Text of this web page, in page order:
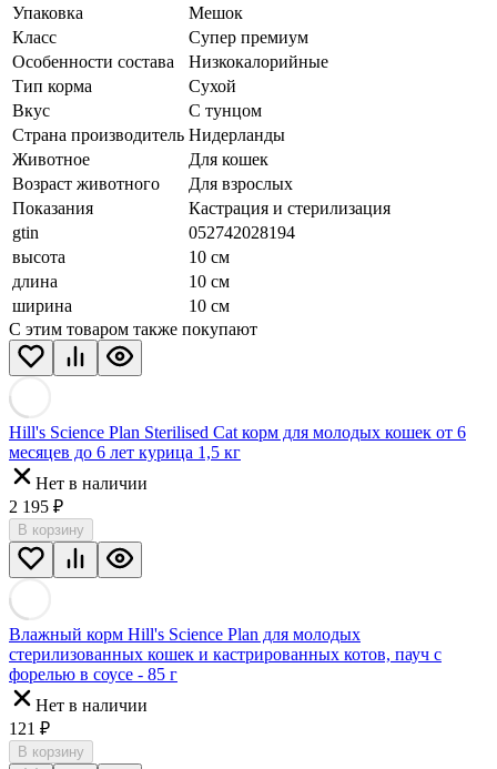
Упаковка
Мешок
Класс
Супер премиум
Особенности состава
Низкокалорийные
Тип корма
Сухой
Вкус
С тунцом
Страна производитель Нидерланды
Животное
Для кошек
Возраст животного
Для взрослых
Показания
Кастрация и стерилизация
gtin
052742028194
высота
10 см
длина
10 см
ширина
10 см
С этим товаром также покупают
Hill's Science Plan Sterilised Cat корм для молодых кошек от 6
месяцев до 6 лет курица 1,5 кг
Нет в наличии
2 195 ₽
В корзину
Влажный корм Hill's Science Plan для молодых
стерилизованных кошек и кастрированных котов, пауч с
форелью в соусе - 85 г
Нет в наличии
121 ₽
В корзину